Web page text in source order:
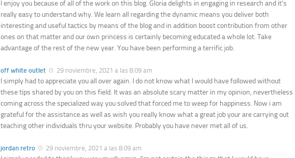
I enjoy you because of all of the work on this blog. Gloria delights in engaging in research and it’s
really easy to understand why. We learn all regarding the dynamic means you deliver both
interesting and useful tactics by means of the blog and in addition boost contribution from other
ones on that matter and our own princess is certainly becoming educated a whole lot. Take
advantage of the rest of the new year. You have been performing a terrific job.
off white outlet 29 noviembre, 2021 a las 8:09 am
I simply had to appreciate you all over again. I do not know what I would have followed without
these tips shared by you on this field. It was an absolute scary matter in my opinion, nevertheless
coming across the specialized way you solved that forced me to weep for happiness. Now i am
grateful for the assistance as well as wish you really know what a great job your are carrying out
teaching other individuals thru your website. Probably you have never met all of us.
jordan retro 29 noviembre, 2021 a las 8:09 am